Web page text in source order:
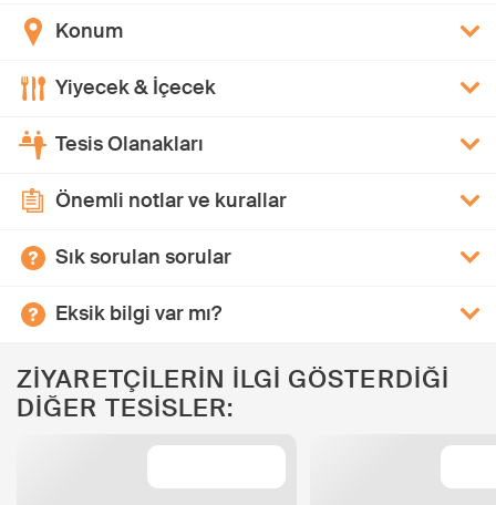
Konum
Yiyecek & İçecek
Tesis Olanakları
Önemli notlar ve kurallar
Sık sorulan sorular
Eksik bilgi var mı?
ZİYARETÇİLERİN İLGİ GÖSTERDİĞİ
DİĞER TESİSLER: